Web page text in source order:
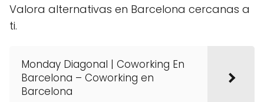
Valora alternativas en Barcelona cercanas a
ti.
Monday Diagonal | Coworking En
Barcelona – Coworking en
Barcelona